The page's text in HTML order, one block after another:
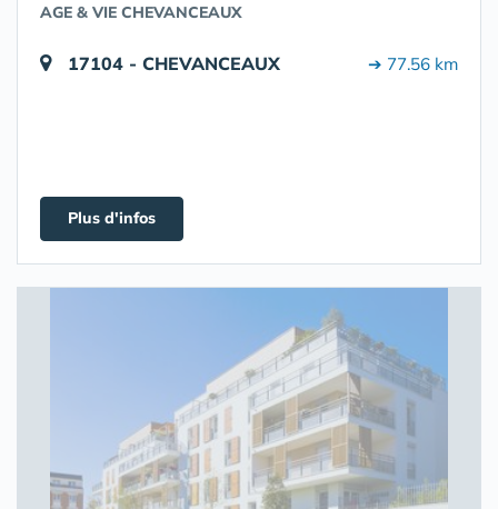
AGE & VIE CHEVANCEAUX
17104 - CHEVANCEAUX ➔ 77.56 km
Plus d'infos